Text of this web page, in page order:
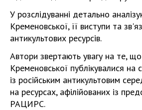
У розслідуванні детально
Кременовської, її виступи та
антикультових ресурсів.
Автори звертають увагу на те,
Кременовської публікувалися на
із російським антикультовим
на ресурсах, афілійованих із
РАЦИРС.